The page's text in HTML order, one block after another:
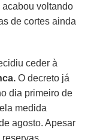
voltando
de cortes ainda
ceder à
O decreto já
dia primeiro de
medida
agosto. Apesar